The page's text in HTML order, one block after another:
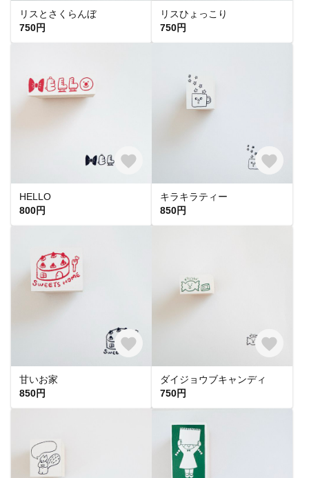
リスとさくらんぼ
750円
リスひょっこり
750円
HELLO
800円
キラキラティー
850円
甘いお家
850円
ダイジョウブキャンディ
750円